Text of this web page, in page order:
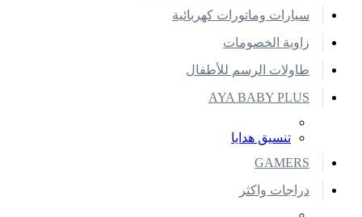
سيارات وماتورات كهربائية
زاوية الخصومات
طاولات الرسم للأطفال
AYA BABY PLUS
تنسيق هدايا
GAMERS
دراجات واكثر